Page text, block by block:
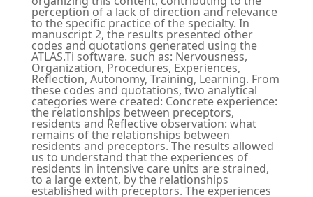
perception of a lack of direction and relevance
to the specific practice of the specialty. In
manuscript 2, the results presented other
codes and quotations generated using the
ATLAS.Ti software. such as: Nervousness,
Organization, Procedures, Experiences,
Reflection, Autonomy, Training, Learning. From
these codes and quotations, two analytical
categories were created: Concrete experience:
the relationships between preceptors,
residents and Reflective observation: what
remains of the relationships between
residents and preceptors. The results allowed
us to understand that the experiences of
residents in intensive care units are strained,
to a large extent, by the relationships
established with preceptors. The experiences